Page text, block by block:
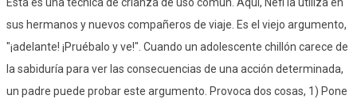
Esta es una técnica de crianza de uso común. Aquí, Nefi la utiliza en
sus hermanos y nuevos compañeros de viaje. Es el viejo argumento,
"¡adelante! ¡Pruébalo y ve!". Cuando un adolescente chillón carece de
la sabiduría para ver las consecuencias de una acción determinada,
un padre puede probar este argumento. Provoca dos cosas, 1) Pone